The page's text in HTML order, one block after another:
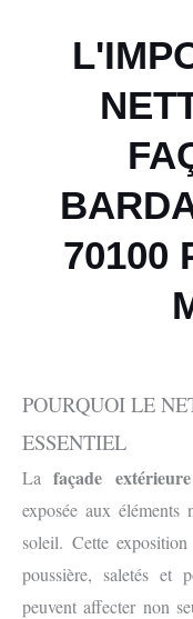
70100
POURQUOI LE
ESSENTIEL
Lafaçade extérieure
exposée aux
soleil. Cette
poussière, saletés et
peuvent affecter non